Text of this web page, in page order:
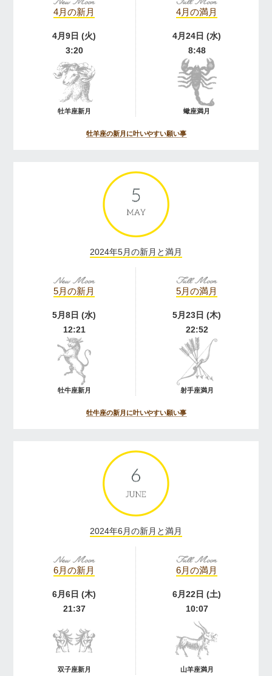
4月の新月
4月9日 (火)
3:20
牡羊座新月
4月の満月
4月24日 (水)
8:48
蠍座満月
牡羊座の新月に叶いやすい願い事
2024年5月の新月と満月
5月の新月
5月8日 (水)
12:21
牡牛座新月
5月の満月
5月23日 (木)
22:52
射手座満月
牡牛座の新月に叶いやすい願い事
2024年6月の新月と満月
6月の新月
6月6日 (木)
21:37
双子座新月
6月の満月
6月22日 (土)
10:07
山羊座満月